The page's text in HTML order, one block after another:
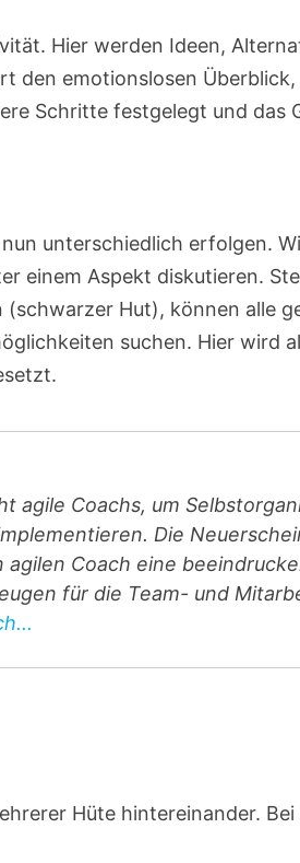
Hier werden Ideen,
den emotionslosen
Schritte festgelegt und das
unterschiedlich erfolgen.
einem Aspekt diskutieren.
Hut), können alle
suchen. Hier wird
agile Coachs, um
Die
agilen Coach eine
für die Team- und
Hüte hintereinander.